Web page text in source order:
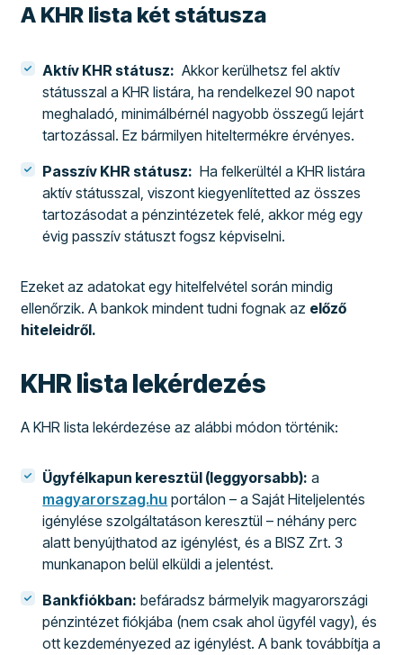
A KHR lista két státusza
Aktív KHR státusz: Akkor kerülhetsz fel aktív
státusszal a KHR listára, ha rendelkezel 90 napot
meghaladó, minimálbérnél nagyobb összegű lejárt
tartozással. Ez bármilyen hiteltermékre érvényes.
Passzív KHR státusz: Ha felkerültél a KHR listára
aktív státusszal, viszont kiegyenlítetted az összes
tartozásodat a pénzintézetek felé, akkor még egy
évig passzív státuszt fogsz képviselni.
Ezeket az adatokat egy hitelfelvétel során mindig
ellenőrzik. A bankok mindent tudni fognak az előző
hiteleidről.
KHR lista lekérdezés
A KHR lista lekérdezése az alábbi módon történik:
Ügyfélkapun keresztül (leggyorsabb): a
magyarorszag.hu portálon – a Saját Hiteljelentés
igénylése szolgáltatáson keresztül – néhány perc
alatt benyújthatod az igénylést, és a BISZ Zrt. 3
munkanapon belül elküldi a jelentést.
Bankfiókban: befáradsz bármelyik magyarországi
pénzintézet fiókjába (nem csak ahol ügyfél vagy), és
ott kezdeményezed az igénylést. A bank továbbítja a